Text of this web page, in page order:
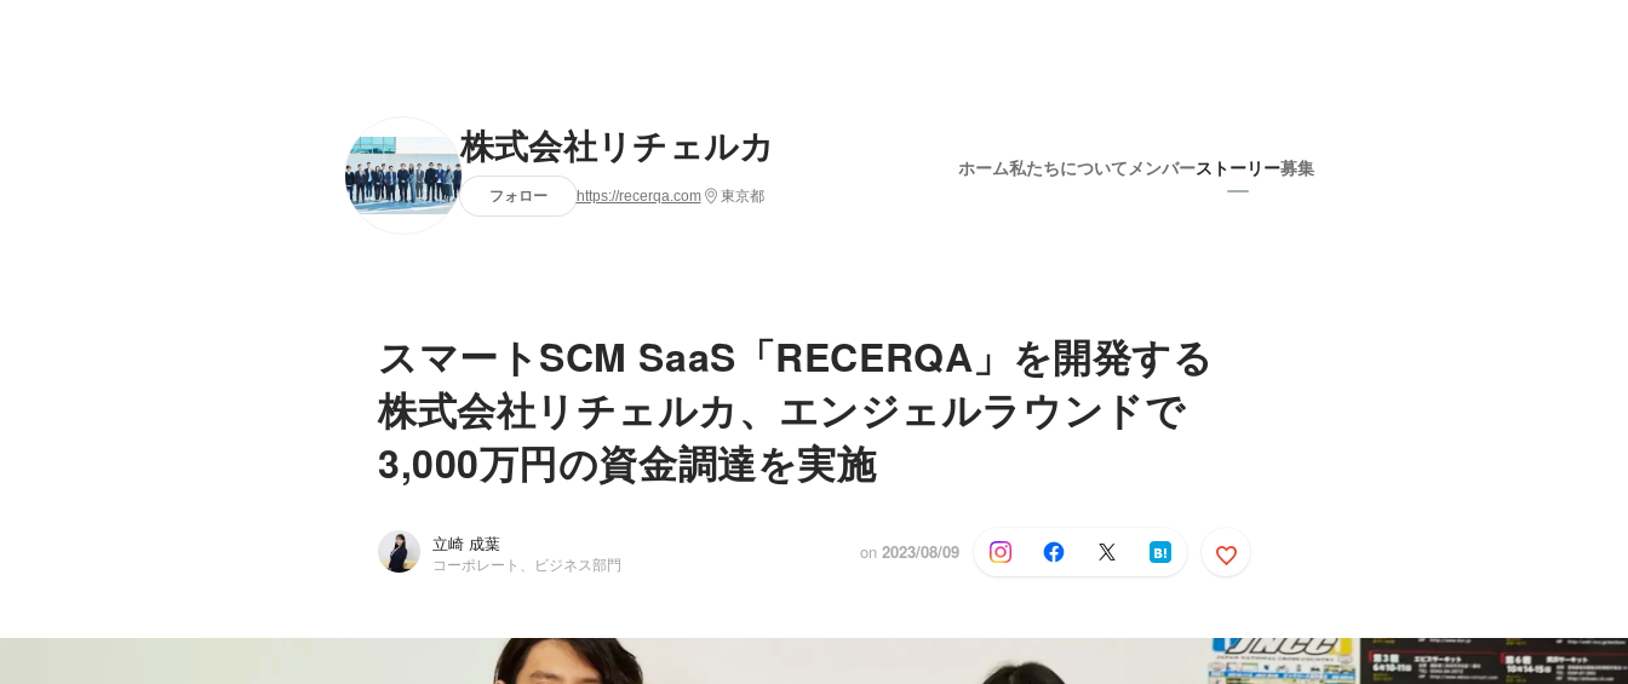
株式会社リチェルカ
フォロー https://recerqa.com 東京都
ホーム私たちについて メンバーストーリー募集
スマートSCM SaaS「RECERQA」を開発する
株式会社リチェルカ、エンジェルラウンドで
3,000万円の資金調達を実施
立崎 成葉
コーポレート、ビジネス部門
on 2023/08/09